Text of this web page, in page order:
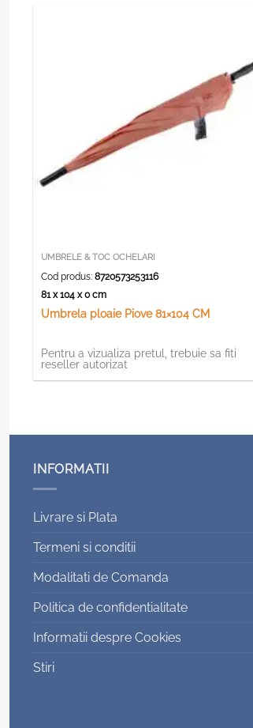
UMBRELE & TOC OCHELARI
Cod produs:8720573253116
81 x 104 x 0 cm
Umbrela ploaie Piove 81×104 CM
Pentru a vizualiza pretul, trebuie sa fiti
reseller autorizat
INFORMATII
Livrare si Plata
Termeni si conditii
Modalitati de Comanda
Politica de confidentialitate
Informatii despre Cookies
Stiri